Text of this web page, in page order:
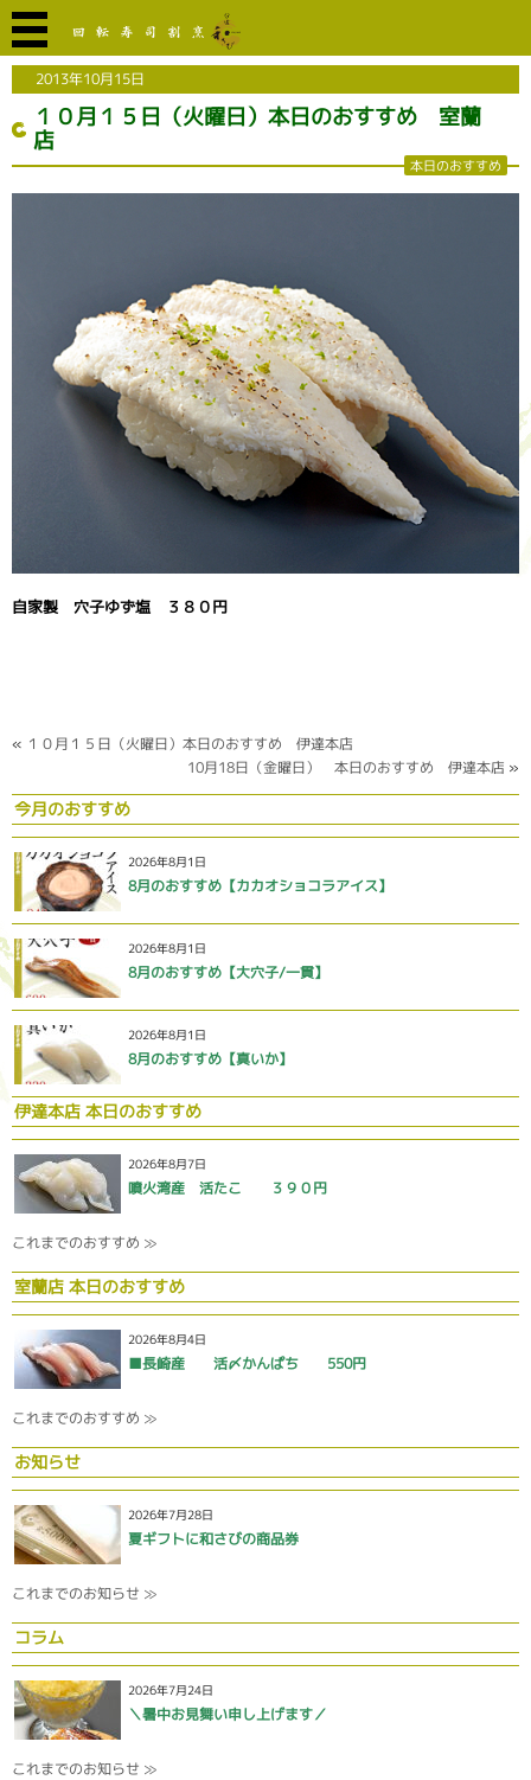
2013年10月15日
１０月１５日（火曜日）本日のおすすめ 室蘭
店
本日のおすすめ
自家製 穴子ゆず塩 ３８０円
« １０月１５日（火曜日）本日のおすすめ 伊達本店
10月18日（金曜日） 本日のおすすめ 伊達本店 »
今月のおすすめ
2026年8月1日
8月のおすすめ【カカオショコラアイス】
2026年8月1日
8月のおすすめ【大穴子/一貫】
2026年8月1日
8月のおすすめ【真いか】
伊達本店 本日のおすすめ
2026年8月7日
噴火湾産 活たこ ３９０円
これまでのおすすめ ≫
室蘭店 本日のおすすめ
2026年8月4日
■長崎産 活〆かんぱち 550円
これまでのおすすめ ≫
お知らせ
2026年7月28日
夏ギフトに和さびの商品券
これまでのお知らせ ≫
コラム
2026年7月24日
＼暑中お見舞い申し上げます／
これまでのお知らせ ≫